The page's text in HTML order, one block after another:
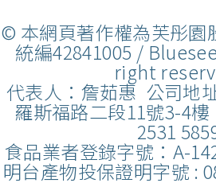
© 本網頁著作權為芙彤園
統編42841005 /
right
代表人：詹茹惠 公司地
羅斯福路二段11號3-4
2531
食品業者登錄字號：A-
明台產物投保證明字號 :